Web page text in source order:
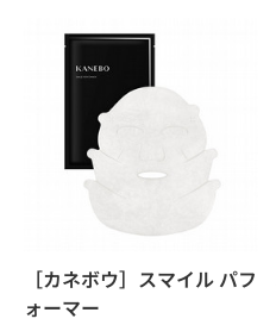
［カネボウ］スマイル パフ
ォーマー